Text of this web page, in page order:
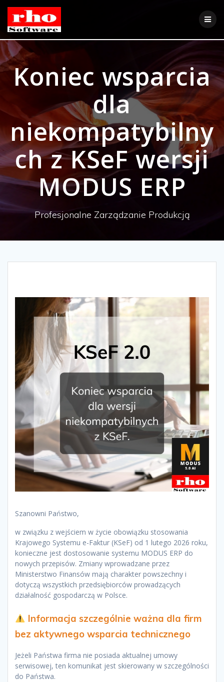
Koniec wsparcia
dla
niekompatybilny
ch z KSeF wersji
MODUS ERP
Profesjonalne Zarządzanie Produkcją
Szanowni Państwo,
w związku z wejściem w życie obowiązku stosowania
Krajowego Systemu e-Faktur (KSeF) od 1 lutego 2026 roku,
konieczne jest dostosowanie systemu MODUS ERP do
nowych przepisów. Zmiany wprowadzane przez
Ministerstwo Finansów mają charakter powszechny i
dotyczą wszystkich przedsiębiorców prowadzących
działalność gospodarczą w Polsce.
Informacja szczególnie ważna dla firm
bez aktywnego wsparcia technicznego
Jeżeli Państwa firma nie posiada aktualnej umowy
serwisowej, ten komunikat jest skierowany w szczególności
do Państwa.